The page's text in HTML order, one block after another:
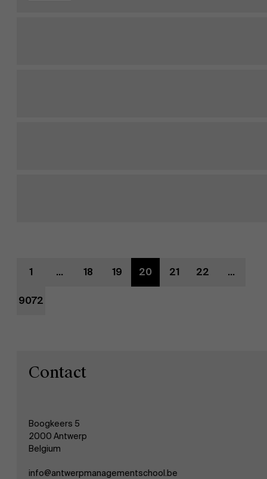
Nieuws
1 ... 18 19 20 21 22 ...
9072
Contact
Boogkeers 5
2000 Antwerp
Belgium
info@antwerpmanagementschool.be